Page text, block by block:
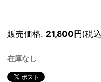
販売価格: 21,800円(税
在庫なし